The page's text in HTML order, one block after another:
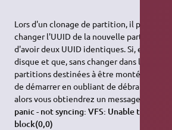
Lors d'un clonage de partition, il peut être
changer l'UUID de la nouvelle partition
d'avoir deux UUID identiques. Si, en effet,
disque et que, sans changer dans le clone
partitions destinées à être montées au
de démarrer en oubliant de débrancher le
alors vous obtiendrez un message voisin
panic - not syncing: VFS: Unable to
block(0,0)